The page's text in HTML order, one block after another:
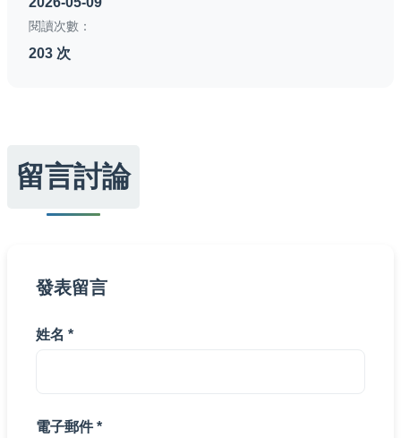
閱讀次數：
203 次
留言討論
發表留言
姓名 *
電子郵件 *